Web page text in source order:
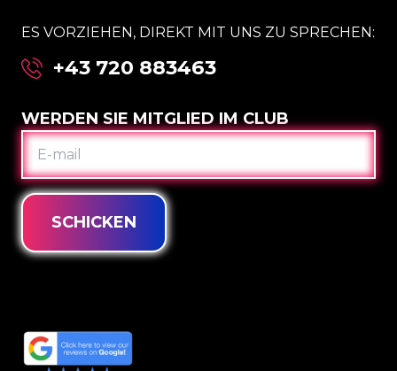
ES VORZIEHEN, DIREKT MIT UNS ZU SPRECHEN:
+43 720 883463
WERDEN SIE MITGLIED IM CLUB
E-
MAIL
SCHICKEN